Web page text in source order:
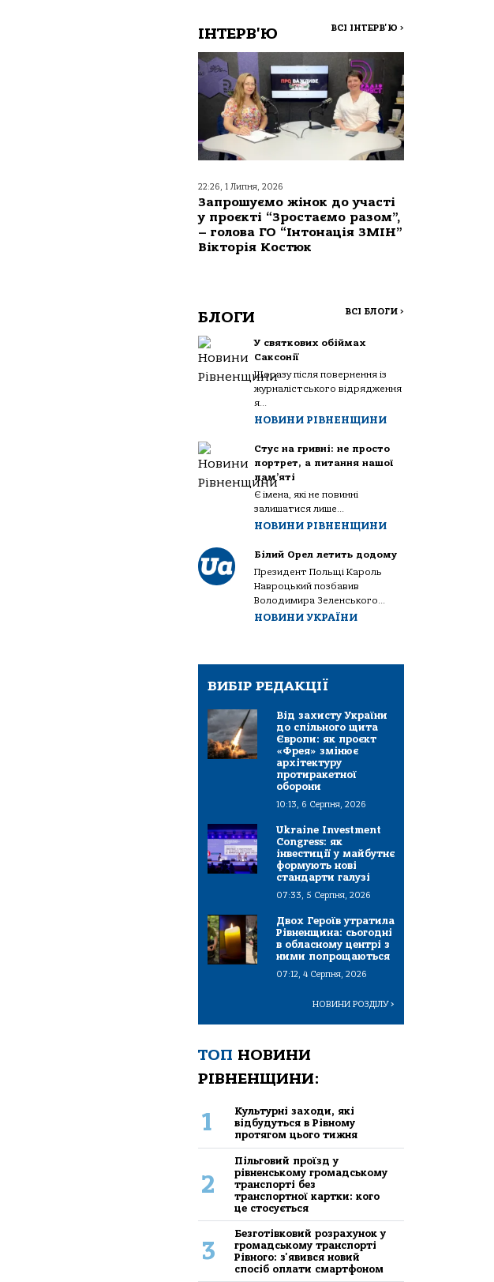
ІНТЕРВ'Ю ВСІ ІНТЕРВ'Ю >
22:26, 1 Липня, 2026
Запрошуємо жінок до участі
у проєкті “Зростаємо разом”,
– голова ГО “Інтонація ЗМІН”
Вікторія Костюк
БЛОГИ ВСІ БЛОГИ >
У святкових обіймах
Саксонії
Щоразу після повернення із
журналістського відрядження
я...
НОВИНИ РІВНЕНЩИНИ
Стус на гривні: не просто
портрет, а питання нашої
пам’яті
Є імена, які не повинні
залишатися лише...
НОВИНИ РІВНЕНЩИНИ
Білий Орел летить додому
Президент Польщі Кароль
Навроцький позбавив
Володимира Зеленського...
НОВИНИ УКРАЇНИ
ВИБІР РЕДАКЦІЇ
Від захисту України
до спільного щита
Європи: як проєкт
«Фрея» змінює
архітектуру
протиракетної
оборони
10:13, 6 Серпня, 2026
Ukraine Investment
Congress: як
інвестиції у майбутнє
формують нові
стандарти галузі
07:33, 5 Серпня, 2026
Двох Героїв утратила
Рівненщина: сьогодні
в обласному центрі з
ними попрощаються
07:12, 4 Серпня, 2026
НОВИНИ РОЗДІЛУ>
ТОП НОВИНИ
РІВНЕНЩИНИ:
1
Культурні заходи, які
відбудуться в Рівному
протягом цього тижня
2
Пільговий проїзд у
рівненському громадському
транспорті без
транспортної картки: кого
це стосується
3
Безготівковий розрахунок у
громадському транспорті
Рівного: з'явився новий
спосіб оплати смартфоном